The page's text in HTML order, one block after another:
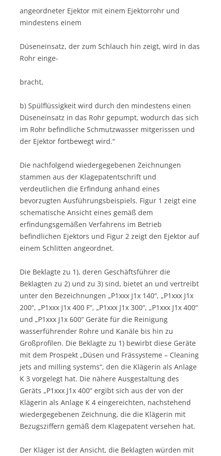
angeordneter Ejektor mit einem Ejektorrohr und
mindestens einem
Düseneinsatz, der zum Schlauch hin zeigt, wird in das
Rohr einge-
bracht,
b) Spülflüssigkeit wird durch den mindestens einen
Düseneinsatz in das Rohr gepumpt, wodurch das sich
im Rohr befindliche Schmutzwasser mitgerissen und
der Ejektor fortbewegt wird.“
Die nachfolgend wiedergegebenen Zeichnungen
stammen aus der Klagepatentschrift und
verdeutlichen die Erfindung anhand eines
bevorzugten Ausführungsbeispiels. Figur 1 zeigt eine
schematische Ansicht eines gemäß dem
erfindungsgemäßen Verfahrens im Betrieb
befindlichen Ejektors und Figur 2 zeigt den Ejektor auf
einem Schlitten angeordnet.
Die Beklagte zu 1), deren Geschäftsführer die
Beklagten zu 2) und zu 3) sind, bietet an und vertreibt
unter den Bezeichnungen „P1xxx J1x 140“, „P1xxx J1x
200“, „P1xxx J1x 400 F“, „P1xxx J1x 300“, „P1xxx J1x 400“
und „P1xxx J1x 600“ Geräte für die Reinigung
wasserführender Rohre und Kanäle bis hin zu
Großprofilen. Die Beklagte zu 1) bewirbt diese Geräte
mit dem Prospekt „Düsen und Frässysteme – Cleaning
jets and milling systems“, den die Klägerin als Anlage
K 3 vorgelegt hat. Die nähere Ausgestaltung des
Geräts „P1xxx J1x 400“ ergibt sich aus der von der
Klägerin als Anlage K 4 eingereichten, nachstehend
wiedergegebenen Zeichnung, die die Klägerin mit
Bezugsziffern gemäß dem Klagepatent versehen hat.
Der Kläger ist der Ansicht, die Beklagten würden mit